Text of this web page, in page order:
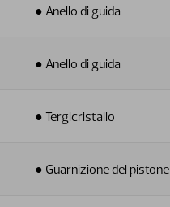
● Anello di guida
● Anello di guida
● Tergicristallo
● Guarnizione del pistone